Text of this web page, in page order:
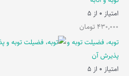
امتیاز 0 از 5
430,000 تومان
توبه، فضیلت توبه و
پذیرش آن
امتیاز 0 از 5